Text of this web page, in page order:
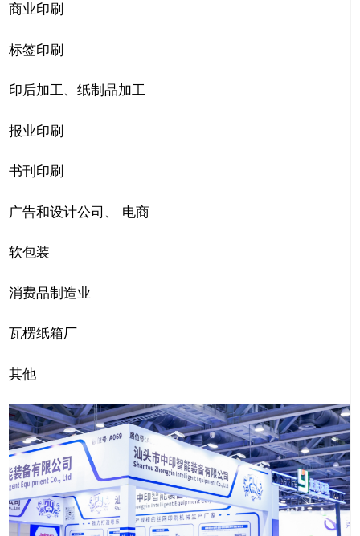
商业印刷
标签印刷
印后加工、纸制品加工
报业印刷
书刊印刷
广告和设计公司、 电商
软包装
消费品制造业
瓦楞纸箱厂
其他